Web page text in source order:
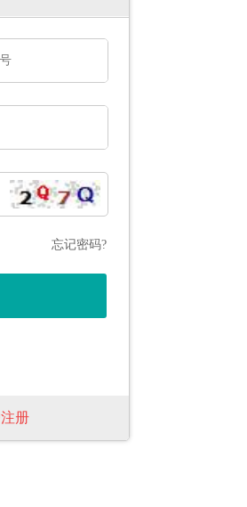
忘记密码?
册